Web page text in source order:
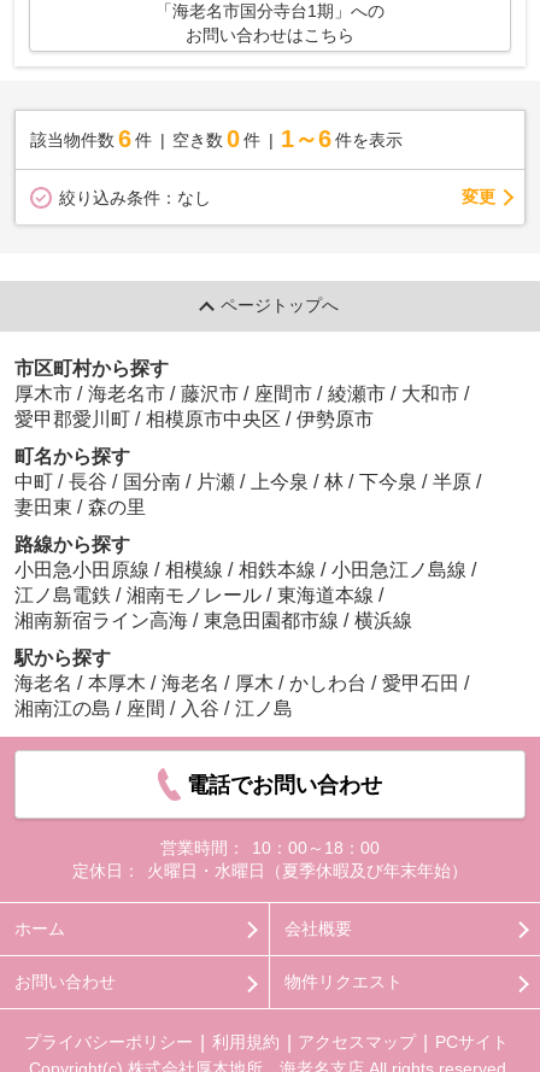
「海老名市国分寺台1期」への
お問い合わせはこちら
該当物件数 6件 空き数 0 件 1～6 件を表示
絞り込み条件： なし 変更
ページトップへ
市区町村から探す
厚木市 / 海老名市 / 藤沢市 / 座間市 / 綾瀬市 / 大和市 /
愛甲郡愛川町
/ 相模原市中央区 / 伊勢原市
町名から探す
中町 / 長谷 / 国分南 / 片瀬 / 上今泉 / 林 / 下今泉 / 半原 /
妻田東 / 森の里
路線から探す
小田急小田原線 / 相模線 / 相鉄本線 / 小田急江ノ島線 /
江ノ島電鉄 / 湘南モノレール / 東海道本線 /
湘南新宿ライン高海 / 東急田園都市線 / 横浜線
駅から探す
海老名 / 本厚木 / 海老名 / 厚木 / かしわ台 / 愛甲石田 /
湘南江の島 / 座間 / 入谷 / 江ノ島
電話でお問い合わせ
営業時間：
10：00～18：00
定休日：
火曜日・水曜日（夏季休暇及び年末年始）
ホーム 会社概要
お問い合わせ 物件リクエスト
プライバシーポリシー 利用規約 アクセスマップ
PCサイト